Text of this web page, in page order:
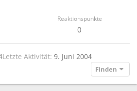
Reaktionspunkte
0
Letzte Aktivität 9. Juni 2004
Finden